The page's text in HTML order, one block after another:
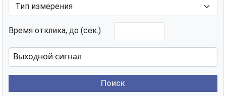
Время отклика, до (сек.)
Поиск